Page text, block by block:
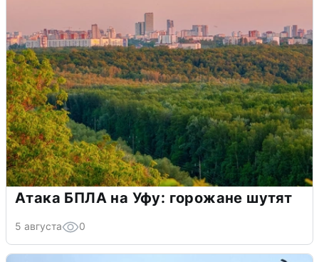
Атака БПЛА на Уфу: горожане шутят
5 августа 0